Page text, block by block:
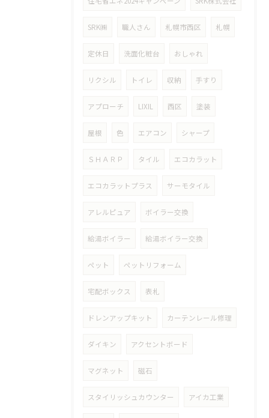
SRK㈱ 職人さん 札幌市西区 札幌
定休日 洗面化粧台 おしゃれ
リクシル トイレ 収納 手すり
アプローチ LIXIL 西区 塗装
屋根 色 エアコン シャープ
ＳＨＡＲＰ タイル エコカラット
エコカラットプラス サーモタイル
アレルピュア ボイラー交換
給湯ボイラー 給湯ボイラー交換
ペット ペットリフォーム
宅配ボックス 表札
ドレンアップキット カーテンレール修理
ダイキン アクセントボード
マグネット 磁石
スタイリッシュカウンター アイカ工業